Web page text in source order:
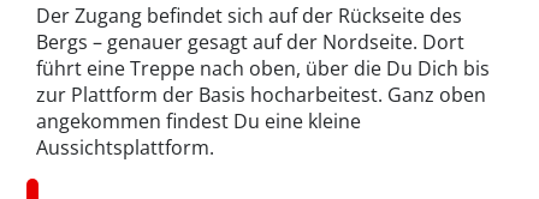
Der Zugang befindet sich auf der Rückseite des
Bergs – genauer gesagt auf der Nordseite. Dort
führt eine Treppe nach oben, über die Du Dich bis
zur Plattform der Basis hocharbeitest. Ganz oben
angekommen findest Du eine kleine
Aussichtsplattform.